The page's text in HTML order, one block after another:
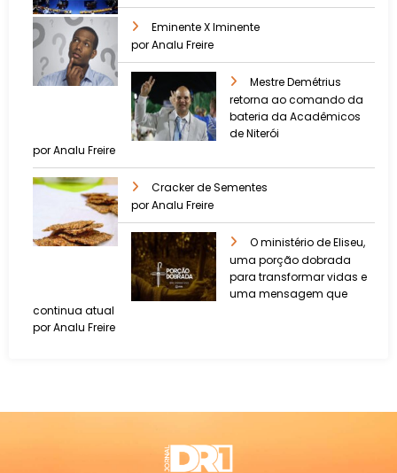
Eminente X Iminente
por Analu Freire
Mestre Demétrius
retorna ao comando da
bateria da Acadêmicos
de Niterói
por Analu Freire
Cracker de Sementes
por Analu Freire
O ministério de Eliseu,
uma porção dobrada
para transformar vidas e
uma mensagem que
continua atual
por Analu Freire